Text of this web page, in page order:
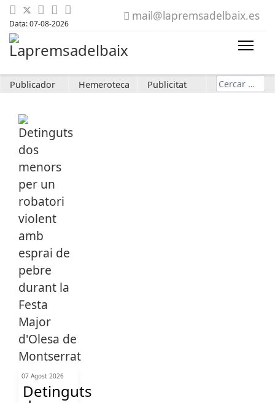
Data: 07-08-2026
mail@lapremsadelbaix.es
Publicador Hemeroteca Publicitat Cerca
07 Agost 2026
Detinguts